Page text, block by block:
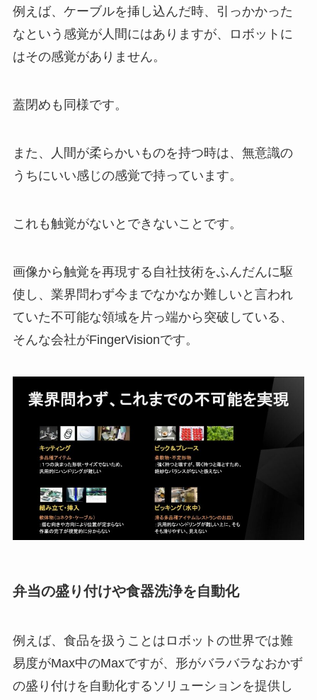
例えば、ケーブルを挿し込んだ時、引っかかった
なという感覚が人間にはありますが、ロボットに
はその感覚がありません。
蓋閉めも同様です。
また、人間が柔らかいものを持つ時は、無意識の
うちにいい感じの感覚で持っています。
これも触覚がないとできないことです。
画像から触覚を再現する自社技術をふんだんに駆
使し、業界問わず今までなかなか難しいと言われ
ていた不可能な領域を片っ端から突破している、
そんな会社がFingerVisionです。
弁当の盛り付けや食器洗浄を自動化
例えば、食品を扱うことはロボットの世界では難
易度がMax中のMaxですが、形がバラバラなおかず
の盛り付けを自動化するソリューションを提供し